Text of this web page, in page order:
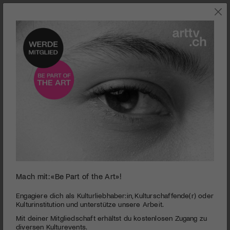
TANZ
seconds
minutes,
14
Eine getanzte Ode an die 20er Jahre des letzten
Jahrhunderts
Mach mit: «Be Part of the Art»!
Engagiere dich als Kulturliebhaber:in, Kulturschaffende(r) oder
Kulturinstitution und unterstütze unsere Arbeit.
Mit deiner Mitgliedschaft erhältst du kostenlosen Zugang zu
diversen Kulturevents.